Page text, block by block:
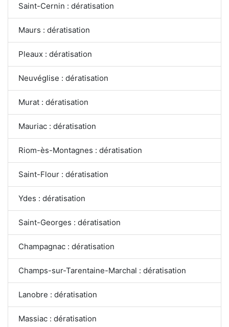
Saint-Cernin : dératisation
Maurs : dératisation
Pleaux : dératisation
Neuvéglise : dératisation
Murat : dératisation
Mauriac : dératisation
Riom-ès-Montagnes : dératisation
Saint-Flour : dératisation
Ydes : dératisation
Saint-Georges : dératisation
Champagnac : dératisation
Champs-sur-Tarentaine-Marchal : dératisation
Lanobre : dératisation
Massiac : dératisation